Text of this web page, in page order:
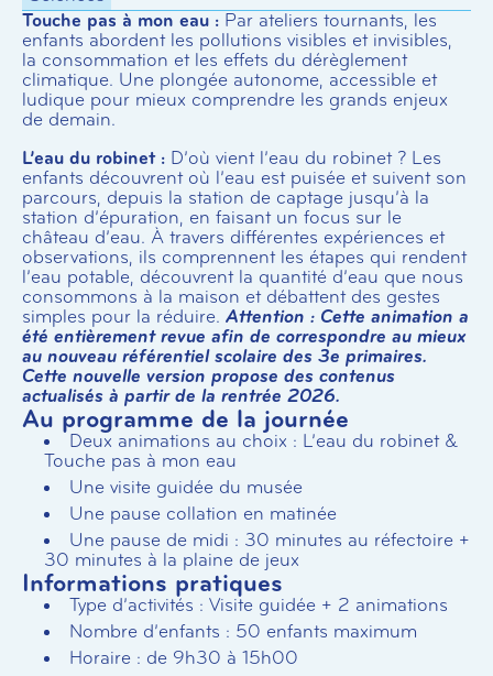
Touche pas à mon eau : Par ateliers tournants, les
enfants abordent les pollutions visibles et invisibles,
la consommation et les effets du dérèglement
climatique. Une plongée autonome, accessible et
ludique pour mieux comprendre les grands enjeux
de demain.
L’eau du robinet : D’où vient l’eau du robinet ? Les
enfants découvrent où l’eau est puisée et suivent son
parcours, depuis la station de captage jusqu’à la
station d’épuration, en faisant un focus sur le
château d’eau. À travers différentes expériences et
observations, ils comprennent les étapes qui rendent
l’eau potable, découvrent la quantité d’eau que nous
consommons à la maison et débattent des gestes
simples pour la réduire. Attention : Cette animation a
été entièrement revue afin de correspondre au mieux
au nouveau référentiel scolaire des 3e primaires.
Cette nouvelle version propose des contenus
actualisés à partir de la rentrée 2026.
Au programme de la journée
Deux animations au choix : L’eau du robinet &
Touche pas à mon eau
Une visite guidée du musée
Une pause collation en matinée
Une pause de midi : 30 minutes au réfectoire +
30 minutes à la plaine de jeux
Informations pratiques
Type d’activités : Visite guidée + 2 animations
Nombre d’enfants : 50 enfants maximum
Horaire : de 9h30 à 15h00